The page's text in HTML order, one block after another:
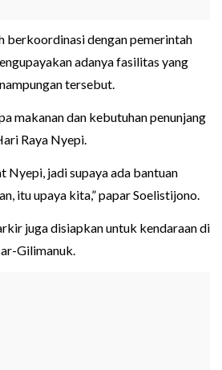
berkoordinasi dengan pemerintah
adanya fasilitas yang
tersebut.
makanan dan kebutuhan penunjang
Raya Nyepi.
Nyepi, jadi supaya ada bantuan
itu upaya kita,” papar Soelistijono.
juga disiapkan untuk kendaraan di
Gilimanuk.